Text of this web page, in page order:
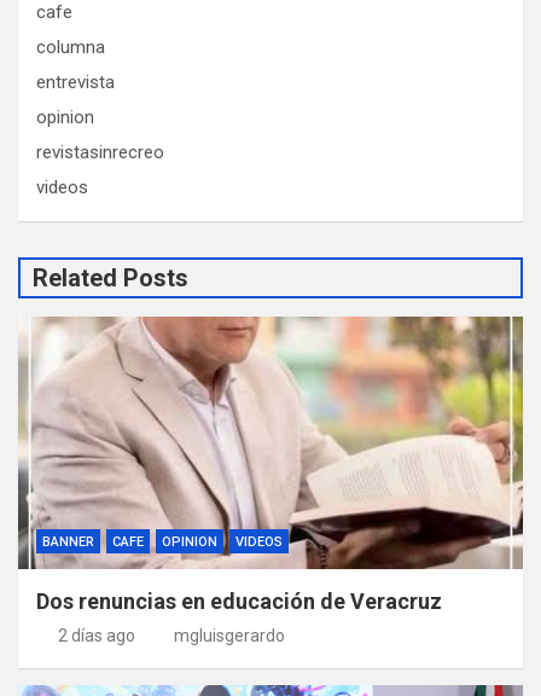
cafe
columna
entrevista
opinion
revistasinrecreo
videos
Related Posts
BANNER CAFE OPINION VIDEOS
Dos renuncias en educación de Veracruz
2 días ago mgluisgerardo